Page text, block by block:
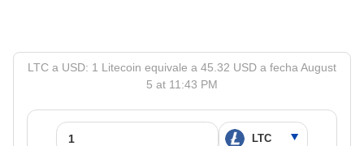
LTC a USD: 1 Litecoin equivale a 45.32 USD a fecha August
5 at 11:43 PM